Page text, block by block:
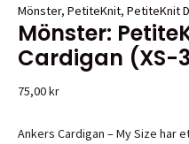
Mönster, PetiteKnit, PetiteKnit
Mönster:
Cardigan (XS-
75,00kr
Ankers Cardigan – My Size